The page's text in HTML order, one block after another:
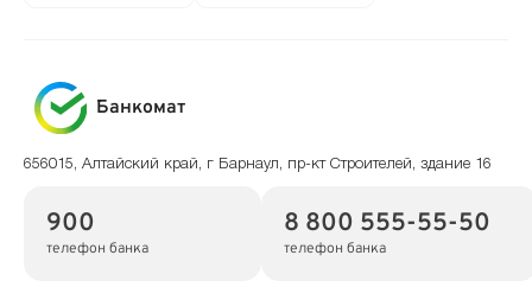
Банкомат
656015, Алтайский край, г Барнаул, пр-кт Строителей, здание 16
900
телефон банка
8 800 555-55-50
телефон банка